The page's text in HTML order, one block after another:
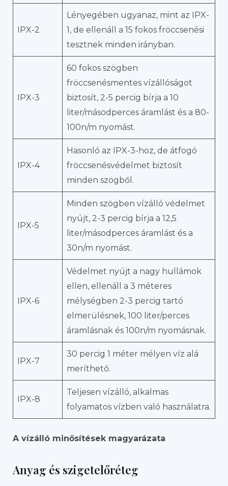
IPX-2
Lényegében ugyanaz, mint az IPX-
1, de ellenáll a 15 fokos fröccsenési
tesztnek minden irányban.
IPX-3
60 fokos szögben
fröccsenésmentes vízállóságot
biztosít, 2-5 percig bírja a 10
liter/másodperces áramlást és a 80-
100n/m nyomást.
IPX-4
Hasonló az IPX-3-hoz, de átfogó
fröccsenésvédelmet biztosít
minden szögből.
IPX-5
Minden szögben vízálló védelmet
nyújt, 2-3 percig bírja a 12,5
liter/másodperces áramlást és a
30n/m nyomást.
IPX-6
Védelmet nyújt a nagy hullámok
ellen, ellenáll a 3 méteres
mélységben 2-3 percig tartó
elmerülésnek, 100 liter/perces
áramlásnak és 100n/m nyomásnak.
IPX-7
30 percig 1 méter mélyen víz alá
meríthető.
IPX-8
Teljesen vízálló, alkalmas
folyamatos vízben való használatra.
A vízálló minősítések magyarázata
Anyag és szigetelőréteg